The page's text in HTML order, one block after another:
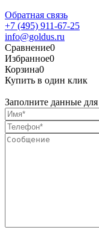
Обратная связь
+7 (495) 911-67-25
info@goldus.ru
Сравнение0
Избранное0
Корзина0
Купить в один клик
Заполните данные для